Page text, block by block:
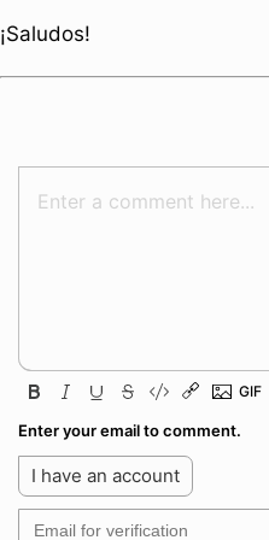
¡Saludos!
Enter your email to comment.
I have an account